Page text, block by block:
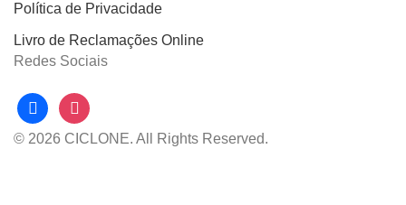
Política de Privacidade
Livro de Reclamações Online
Redes Sociais
facebookinstagram
© 2026 CICLONE. All Rights Reserved.